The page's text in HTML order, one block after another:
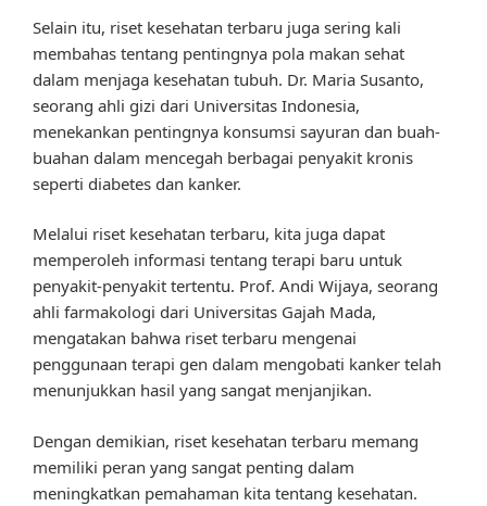
Selain itu, riset kesehatan terbaru juga sering kali
membahas tentang pentingnya pola makan sehat
dalam menjaga kesehatan tubuh. Dr. Maria Susanto,
seorang ahli gizi dari Universitas Indonesia,
menekankan pentingnya konsumsi sayuran dan buah-
buahan dalam mencegah berbagai penyakit kronis
seperti diabetes dan kanker.
Melalui riset kesehatan terbaru, kita juga dapat
memperoleh informasi tentang terapi baru untuk
penyakit-penyakit tertentu. Prof. Andi Wijaya, seorang
ahli farmakologi dari Universitas Gajah Mada,
mengatakan bahwa riset terbaru mengenai
penggunaan terapi gen dalam mengobati kanker telah
menunjukkan hasil yang sangat menjanjikan.
Dengan demikian, riset kesehatan terbaru memang
memiliki peran yang sangat penting dalam
meningkatkan pemahaman kita tentang kesehatan.